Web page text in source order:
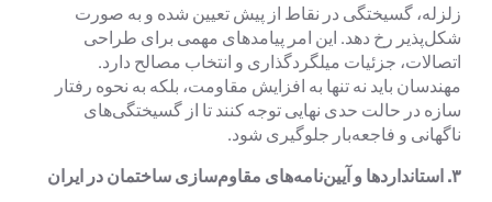
زلزله، گسیختگی در نقاط از پیش تعیین شده و به صورت
شکل‌پذیر رخ دهد. این امر پیامدهای مهمی برای طراحی
اتصالات، جزئیات میلگردگذاری و انتخاب مصالح دارد.
مهندسان باید نه تنها به افزایش مقاومت، بلکه به نحوه رفتار
سازه در حالت حدی نهایی توجه کنند تا از گسیختگی‌های
ناگهانی و فاجعه‌بار جلوگیری شود.
۳. استانداردها و آیین‌نامه‌های مقاوم‌سازی ساختمان در ایران